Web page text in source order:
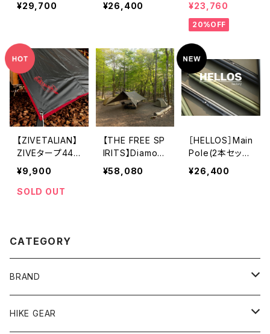
ーギア
¥29,700 ¥26,400 ¥23,760
20%OFF
【ZIVETALIAN】
ZIVEタープ44
《黒》
¥9,900
SOLD OUT
【THE FREE SP
IRITS】Diamon
d tarp Olive
¥58,080
［HELLOS］Main
Pole(2本セッ
ト) /HL-PL-002
¥26,400
CATEGORY
BRAND
andwander
HIKE GEAR